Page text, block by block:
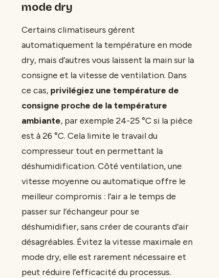
mode dry
Certains climatiseurs gèrent
automatiquement la température en mode
dry, mais d’autres vous laissent la main sur la
consigne et la vitesse de ventilation. Dans
ce cas, privilégiez une température de
consigne proche de la température
ambiante, par exemple 24-25 °C si la pièce
est à 26 °C. Cela limite le travail du
compresseur tout en permettant la
déshumidification. Côté ventilation, une
vitesse moyenne ou automatique offre le
meilleur compromis : l’air a le temps de
passer sur l’échangeur pour se
déshumidifier, sans créer de courants d’air
désagréables. Évitez la vitesse maximale en
mode dry, elle est rarement nécessaire et
peut réduire l’efficacité du processus.